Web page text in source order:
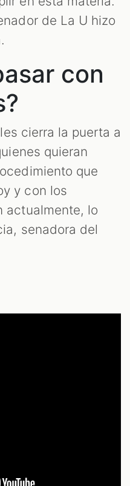
de La U hizo
con
cierra la puerta a
quieran
que
y con los
actualmente, lo
senadora del